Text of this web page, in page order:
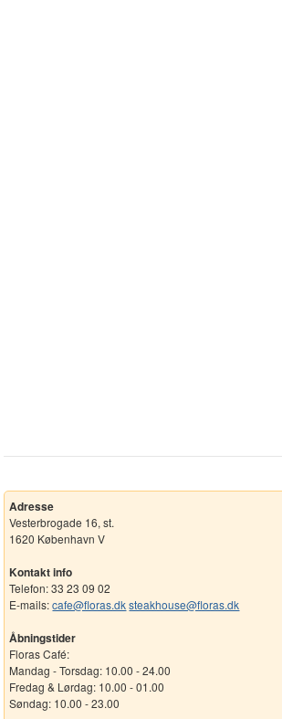
Adresse
Vesterbrogade 16, st.
1620 København V
Kontakt info
Telefon: 33 23 09 02
E-mails:cafe@floras.dk steakhouse@floras.dk
Åbningstider
Floras Café:
Mandag - Torsdag: 10.00 - 24.00
Fredag & Lørdag: 10.00 - 01.00
Søndag: 10.00 - 23.00